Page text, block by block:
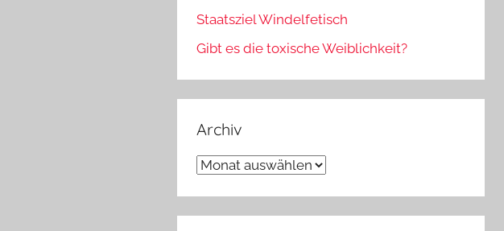
Staatsziel Windelfetisch
Gibt es die toxische Weiblichkeit?
Archiv
Archiv